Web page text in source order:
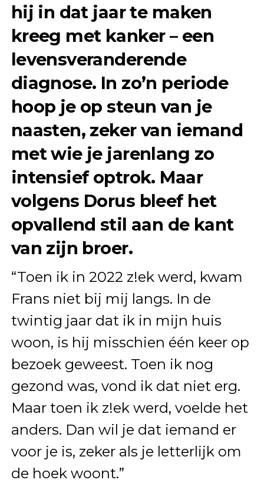
hij in dat jaar te maken
kreeg met kanker – een
levensveranderende
diagnose. In zo’n periode
hoop je op steun van je
naasten, zeker van iemand
met wie je jarenlang zo
intensief optrok. Maar
volgens Dorus bleef het
opvallend stil aan de kant
van zijn broer.
“Toen ik in 2022 z!ek werd, kwam
Frans niet bij mij langs. In de
twintig jaar dat ik in mijn huis
woon, is hij misschien één keer op
bezoek geweest. Toen ik nog
gezond was, vond ik dat niet erg.
Maar toen ik z!ek werd, voelde het
anders. Dan wil je dat iemand er
voor je is, zeker als je letterlijk om
de hoek woont.”